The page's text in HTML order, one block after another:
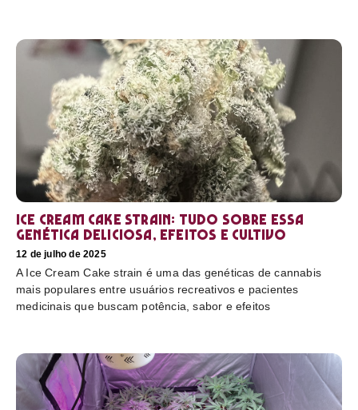
Ice Cream Cake Strain: tudo sobre essa
genética deliciosa, efeitos e cultivo
12 de julho de 2025
A Ice Cream Cake strain é uma das genéticas de cannabis
mais populares entre usuários recreativos e pacientes
medicinais que buscam potência, sabor e efeitos